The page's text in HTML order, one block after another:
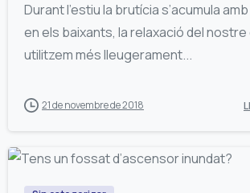
Durant l’estiu la brutícia s’acumula
en els baixants, la relaxació del nostre
utilitzem més lleugerament...
21 de novembre de 2018